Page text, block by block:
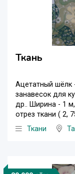
Ткань
Ацетатный шёлк
занавесок для
др.. Ширина - 1
отрез ткани ( 2,
Ткани